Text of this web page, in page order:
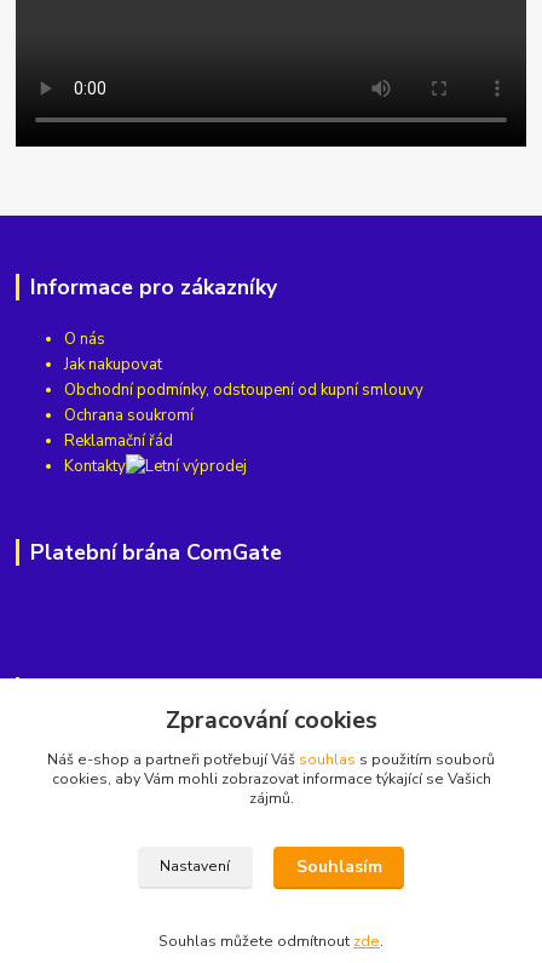
Informace pro zákazníky
O nás
Jak nakupovat
Obchodní podmínky, odstoupení od kupní smlouvy
Ochrana soukromí
Reklamační řád
Kontakty
Platební brána ComGate
541 01 Trutnov
Zpracování cookies
Náš e-shop a partneři potřebují Váš souhlas s použitím souborů
cookies, aby Vám mohli zobrazovat informace týkající se Vašich
zájmů.
Nastavení Souhlasím
Souhlas můžete odmítnout zde.